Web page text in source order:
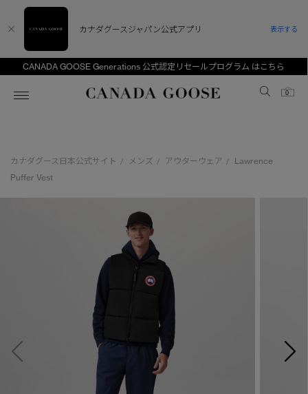
CANADA GOOSE Generations 公式認定リセールプログラム はこちら
Canada Goose
0
アンバサダー
スプリングコレクション
ベストセラー
サマー 26 コレクション
サマー 26 コレクションLOOK
日本限定モデル
メイドインジャパンTシャツ
ベストセラー
サマー 26 コレクション
サマー 26 コレクションLOOK
日本限定モデル
メイドインジャパンTシャツ
キッズ（2‐7歳)
ユース（6＋歳)
コレクション
CANADA GOOSE Generationsは、アウター
ウェアの下取り・再販を通じて、長く愛される製
品の価値を受け継いでいきます。
アーカイブの希少なピースもご覧いただけます。
詳しく見る
カナダグース日本公式サイト / メンズ / アウターウェア /
Lawrence
Puffer Vest
カナダグースジャパン公式アプリ 表示する